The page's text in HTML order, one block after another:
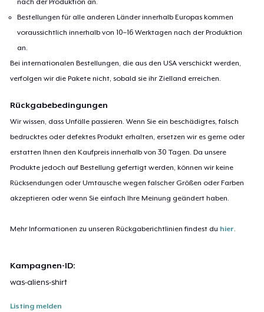
nach der Produktion an.
Bestellungen für alle anderen Länder innerhalb Europas kommen
voraussichtlich innerhalb von 10–16 Werktagen nach der Produktion
an.
Bei internationalen Bestellungen, die aus den USA verschickt werden,
verfolgen wir die Pakete nicht, sobald sie ihr Zielland erreichen.
Rückgabebedingungen
Wir wissen, dass Unfälle passieren. Wenn Sie ein beschädigtes, falsch
bedrucktes oder defektes Produkt erhalten, ersetzen wir es gerne oder
erstatten Ihnen den Kaufpreis innerhalb von 30 Tagen. Da unsere
Produkte jedoch auf Bestellung gefertigt werden, können wir keine
Rücksendungen oder Umtausche wegen falscher Größen oder Farben
akzeptieren oder wenn Sie einfach Ihre Meinung geändert haben.
Mehr Informationen zu unseren Rückgaberichtlinien findest du hier.
Kampagnen-ID:
was-aliens-shirt
Listing melden